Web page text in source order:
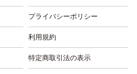
プライバシーポリシー
利用規約
特定商取引法の表示